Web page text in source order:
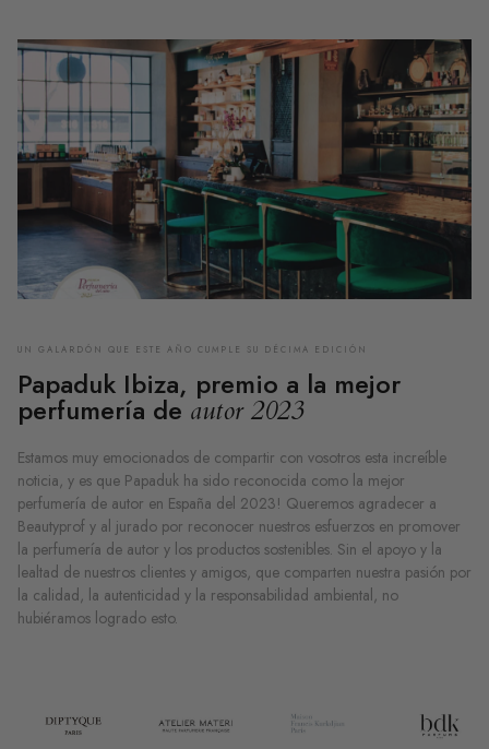
UN GALARDÓN QUE ESTE AÑO CUMPLE SU DÉCIMA EDICIÓN
Papaduk Ibiza, premio a la mejor
perfumería de autor 2023
Estamos muy emocionados de compartir con vosotros esta increíble
noticia, y es que Papaduk ha sido reconocida como la mejor
perfumería de autor en España del 2023! Queremos agradecer a
Beautyprof y al jurado por reconocer nuestros esfuerzos en promover
la perfumería de autor y los productos sostenibles. Sin el apoyo y la
lealtad de nuestros clientes y amigos, que comparten nuestra pasión por
la calidad, la autenticidad y la responsabilidad ambiental, no
hubiéramos logrado esto.